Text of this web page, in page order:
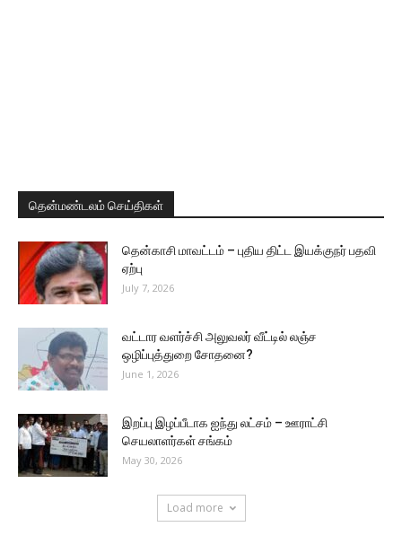
தென்மண்டலம் செய்திகள்
தென்காசி மாவட்டம் – புதிய திட்ட இயக்குநர் பதவி
ஏற்பு
July 7, 2026
வட்டார வளர்ச்சி அலுவலர் வீட்டில் லஞ்ச
ஒழிப்புத்துறை சோதனை?
June 1, 2026
இறப்பு இழப்பீடாக ஐந்து லட்சம் – ஊராட்சி
செயலாளர்கள் சங்கம்
May 30, 2026
Load more